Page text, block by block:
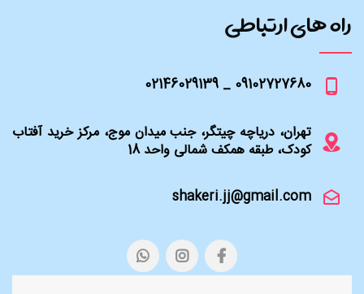
راه های ارتباطی
09102727680 _ 02146029139
تهران، دریاچه چیتگر، جنب میدان موج، مرکز خرید آفتاب
کودک، طبقه همکف شمالی واحد 18
shakeri.jj@gmail.com